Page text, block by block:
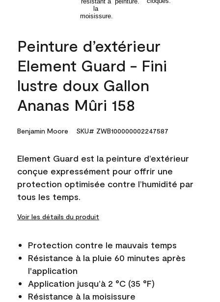
Peinture d’extérieur
Element Guard - Fini
lustre doux Gallon
Ananas Mûri 158
Benjamin Moore SKU# ZWB100000002247587
Element Guard est la peinture d’extérieur
conçue expressément pour offrir une
protection optimisée contre l’humidité par
tous les temps.
Voir les détails du produit
Protection contre le mauvais temps
Résistance à la pluie 60 minutes après
l'application
Application jusqu’à 2 °C (35 °F)
Résistance à la moisissure